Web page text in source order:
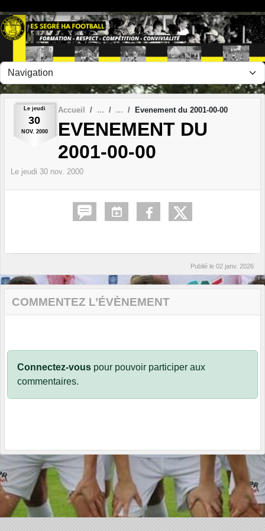
Le jeudi
30
NOV. 2000
Accueil Evenement du 2001-00-00
EVENEMENT DU
2001-00-00
Le jeudi 30 nov. 2000
Publié le 02 janv. 2026
COMMENTEZ L’ÉVÈNEMENT
Connectez-vous pour pouvoir participer aux
commentaires.